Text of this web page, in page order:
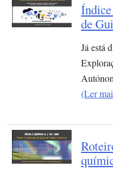
de
Já está
(Ler